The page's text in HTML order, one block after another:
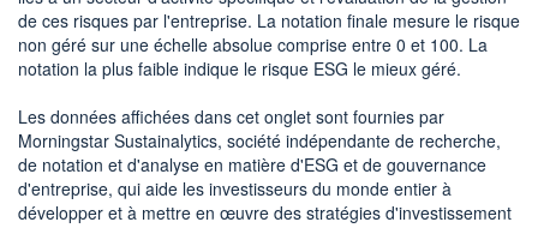
+ HAUT
26,695
+ BAS
0,000
417 666 0,51%
VALORISATION
2 177 MUSD
CAPI.
BOURSIÈRE
2 069 MUSD
LIMITE À LA
BAISSE
LIMITE À LA
HAUSSE
de ces risques par l'entreprise. La notation finale mesure le risque
non géré sur une échelle absolue comprise entre 0 et 100. La
notation la plus faible indique le risque ESG le mieux géré.
Les données affichées dans cet onglet sont fournies par
Morningstar Sustainalytics, société indépendante de recherche,
de notation et d'analyse en matière d'ESG et de gouvernance
d'entreprise, qui aide les investisseurs du monde entier à
développer et à mettre en œuvre des stratégies d'investissement